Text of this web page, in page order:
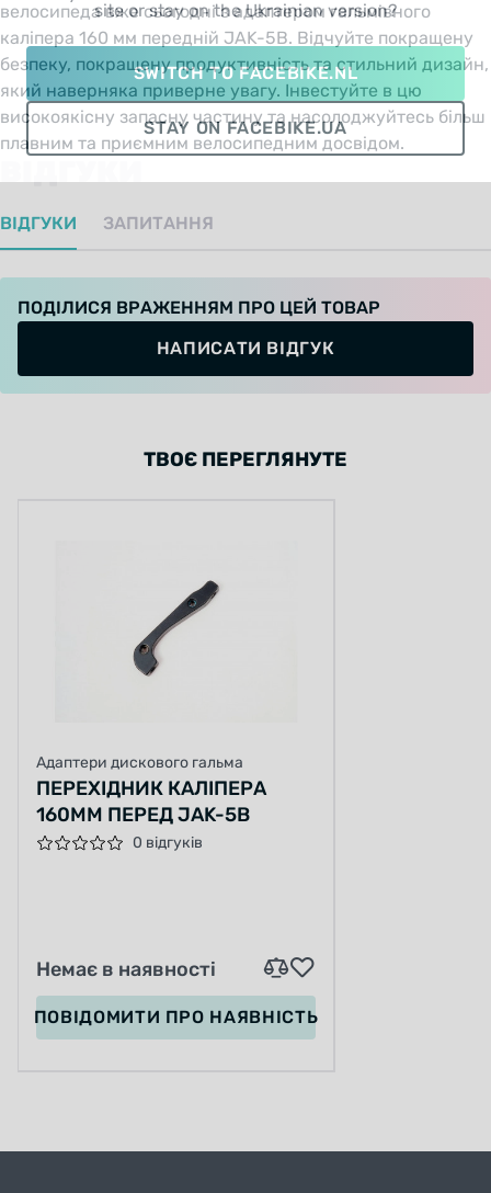
велосипеда вже сьогодні з адаптером гальмівного
каліпера 160 мм передній JAK-5B. Відчуйте покращену
безпеку, покращену продуктивність та стильний дизайн,
який наверняка приверне увагу. Інвестуйте в цю
високоякісну запасну частину та насолоджуйтесь більш
плавним та приємним велосипедним досвідом.
ВІДГУКИ ЗАПИТАННЯ
ПОДІЛИСЯ ВРАЖЕННЯМ ПРО ЦЕЙ ТОВАР
НАПИСАТИ ВІДГУК
ТВОЄ ПЕРЕГЛЯНУТЕ
Адаптери дискового гальма
ПЕРЕХІДНИК КАЛІПЕРА
160ММ ПЕРЕД JAK-5B
0 відгуків
Немає в наявності
ПОВІДОМИТИ ПРО НАЯВНІСТЬ
site or stay on the Ukrainian version?
SWITCH TO FACEBIKE.NL
STAY ON FACEBIKE.UA